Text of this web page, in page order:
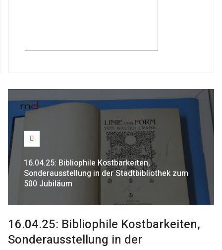
16.04.25: Bibliophile Kostbarkeiten,
Sonderausstellung in der Stadtbibliothek zum
500 Jubiläum
16.04.25: Bibliophile Kostbarkeiten,
Sonderausstellung in der